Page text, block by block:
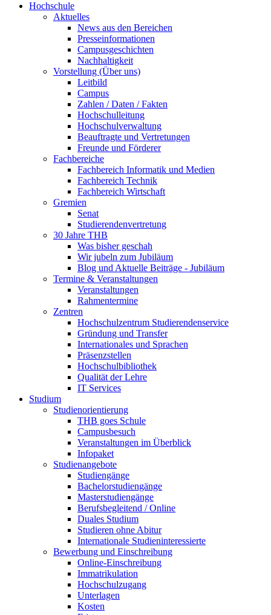
Hochschule
Aktuelles
News aus den Bereichen
Presseinformationen
Campusgeschichten
Nachhaltigkeit
Vorstellung (Über uns)
Leitbild
Campus
Zahlen / Daten / Fakten
Hochschulleitung
Hochschulverwaltung
Beauftragte und Vertretungen
Freunde und Förderer
Fachbereiche
Fachbereich Informatik und Medien
Fachbereich Technik
Fachbereich Wirtschaft
Gremien
Senat
Studierendenvertretung
30 Jahre THB
Was bisher geschah
Wir jubeln zum Jubiläum
Blog und Aktuelle Beiträge - Jubiläum
Termine & Veranstaltungen
Veranstaltungen
Rahmentermine
Zentren
Hochschulzentrum Studierendenservice
Gründung und Transfer
Internationales und Sprachen
Präsenzstellen
Hochschulbibliothek
Qualität der Lehre
IT Services
Studium
Studienorientierung
THB goes Schule
Campusbesuch
Veranstaltungen im Überblick
Infopaket
Studienangebote
Studiengänge
Bachelorstudiengänge
Masterstudiengänge
Berufsbegleitend / Online
Duales Studium
Studieren ohne Abitur
Internationale Studieninteressierte
Bewerbung und Einschreibung
Online-Einschreibung
Immatrikulation
Hochschulzugang
Unterlagen
Kosten